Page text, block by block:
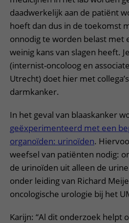
daadwerkelijk aan de patiënt
hoeft dan dus in de toekomst
onnodig te worden belast met
weinig kans van slagen heeft.
(internist-oncoloog en
Utrecht) doet hier met
darmkanker.
In het geval van blaaskanker
geëxperimenteerd met een
organoïden: urinoïden.
weefsel van patiënten nodig:
de urinoïden uit alleen de
onder leiding van Richard
oncologische urologie bij het
Karijn: “Al dit onderzoek helpt